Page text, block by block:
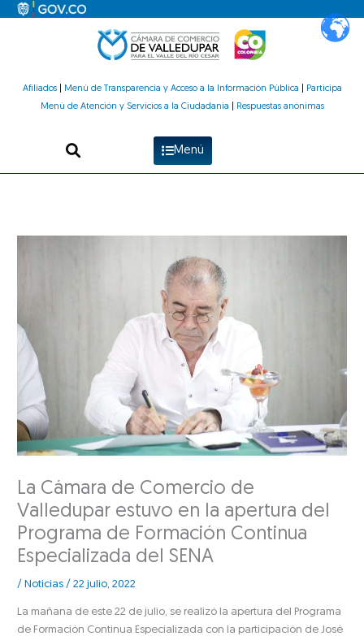
Afiliados| Menú de Transparencia y Acceso a la Información Pública
Participa
Menú de Atención y Servicios a la Ciudadanía
Respuestas anónimas
Menú
La Cámara de Comercio de
Valledupar estuvo en la apertura del
Programa de Formación Continua
Especializada del SENA
/ Noticias /22 julio, 2022
La mañana de este 22 de julio, se realizó la apertura del Programa
de Formación Continua Especializada con la participación de José